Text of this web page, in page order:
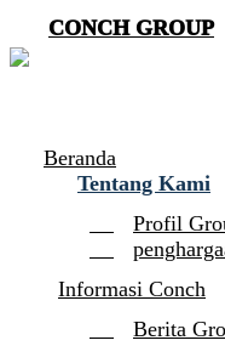
CONCH GROUP
Beranda
Tentang Kami
Profil
Informasi Conch
Berita